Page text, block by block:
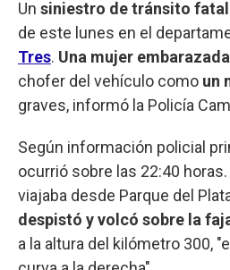
Un siniestro de tránsito fatal
de este lunes en el
Tres. Una mujer
chofer del vehículo como un
graves, informó la Policía
Según información policial
ocurrió sobre las 22:40
viajaba desde Parque del
despistó y volcó sobre la
a la altura del kilómetro 300,